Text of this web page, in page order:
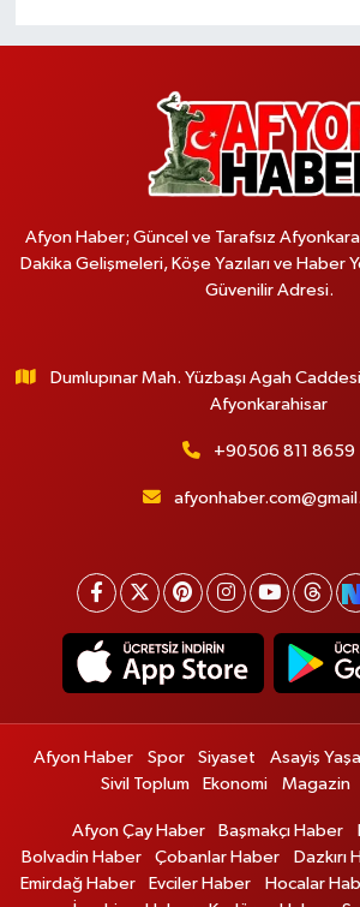
Afyon Haber; Güncel ve Tarafsız
Dakika Gelişmeleri, Köşe Yazıları ve Haber
Güvenilir Adresi.
Dumlupınar Mah. Yüzbaşı Agah
Afyonkarahisar
+90506 811 8659
Afyon Haber Spor Siyaset Asayiş
Sivil Toplum
Ekonomi Magazin
Afyon Çay Haber Başmakçı Haber
Bolvadin Haber
Çobanlar Haber Dazkırı
Emirdağ Haber
Evciler Haber Hocalar